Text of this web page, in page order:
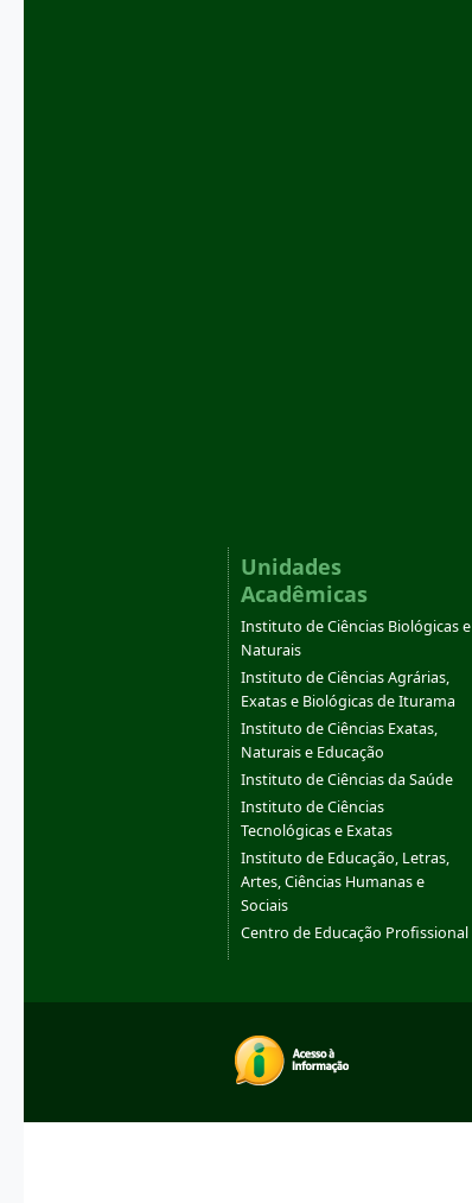
Unidades
Acadêmicas
Instituto de Ciências Biológicas e
Naturais
Instituto de Ciências Agrárias,
Exatas e Biológicas de Iturama
Instituto de Ciências Exatas,
Naturais e Educação
Instituto de Ciências da Saúde
Instituto de Ciências
Tecnológicas e Exatas
Instituto de Educação, Letras,
Artes, Ciências Humanas e
Sociais
Centro de Educação Profissional